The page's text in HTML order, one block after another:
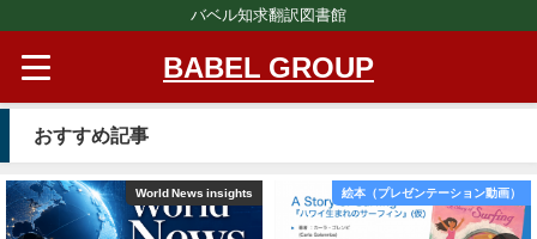
バベル知求翻訳図書館
BABEL GROUP
おすすめ記事
World News insights 絵本（プレゼンテーション動画）